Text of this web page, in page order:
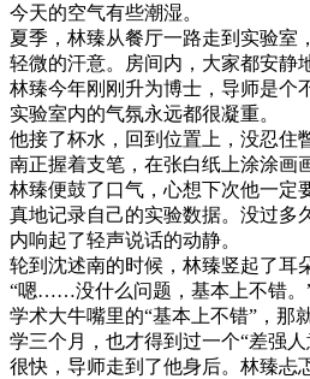
今天的空气有些潮湿。
夏季，林臻从餐厅一路走到实验室
轻微的汗意。房间内，大家都安静
林臻今年刚刚升为博士，导师是个
实验室内的气氛永远都很凝重。
他接了杯水，回到位置上，没忍住
南正握着支笔，在张白纸上涂涂画
林臻便鼓了口气，心想下次他一定
真地记录自己的实验数据。没过多
内响起了轻声说话的动静。
轮到沈述南的时候，林臻竖起了耳
“嗯……没什么问题，基本上不错。
学术大牛嘴里的“基本上不错”，那
学三个月，也才得到过一个“差强人
很快，导师走到了他身后。林臻忐